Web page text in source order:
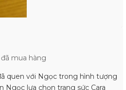
đã mua hàng
quen với Ngọc trong hình tượng
Ngọc lựa chọn trang sức Cara